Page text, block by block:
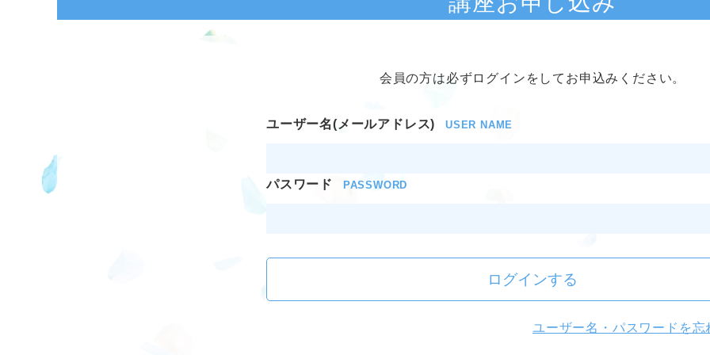
会員の方は必ずログインをしてお申込みください。
ユーザー名(メールアドレス) USER NAME
パスワード PASSWORD
ログインする
ユーザー名・パスワードを忘